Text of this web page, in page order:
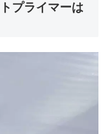
プライマーは